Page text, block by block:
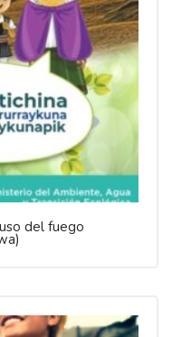
del fuego